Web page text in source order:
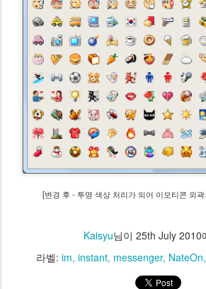
[변경 후 - 투명 색상 처리가 되어 이모티콘 외
Kaisyu님이 25th July 2010
라벨: im instant messenger NateOn